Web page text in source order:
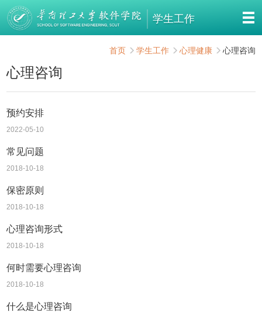
学生工作
首页 学生工作 心理健康 心理咨询
心理咨询
预约安排
2022-05-10
常见问题
2018-10-18
保密原则
2018-10-18
心理咨询形式
2018-10-18
何时需要心理咨询
2018-10-18
什么是心理咨询